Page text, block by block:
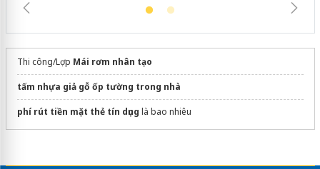
Thi công/Lợp Mái rơm nhân tạo
tấm nhựa giả gỗ ốp tường trong nhà
phí rút tiền mặt thẻ tín dụng là bao nhiêu